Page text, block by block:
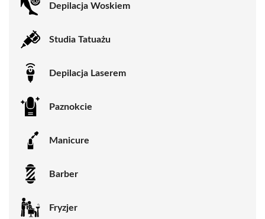
Depilacja Woskiem
Studia Tatuażu
Depilacja Laserem
Paznokcie
Manicure
Barber
Fryzjer